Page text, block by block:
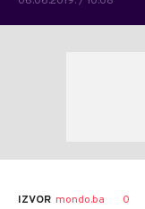
IZVOR mondo.ba 0